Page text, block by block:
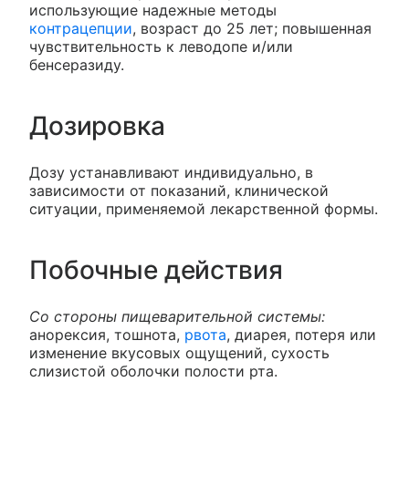
использующие надежные методы
контрацепции, возраст до 25 лет; повышенная
чувствительность к леводопе и/или
бенсеразиду.
Дозировка
Дозу устанавливают индивидуально, в
зависимости от показаний, клинической
ситуации, применяемой лекарственной формы.
Побочные действия
Со стороны пищеварительной системы:
анорексия, тошнота, рвота, диарея, потеря или
изменение вкусовых ощущений, сухость
слизистой оболочки полости рта.